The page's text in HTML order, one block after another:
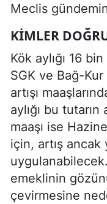
Meclis
KIMLER
Kök aylığı 16
SGK ve Bağ-
artışı
aylığı bu
maaşı ise
için, artış ancak
emeklinin
çevirmesine